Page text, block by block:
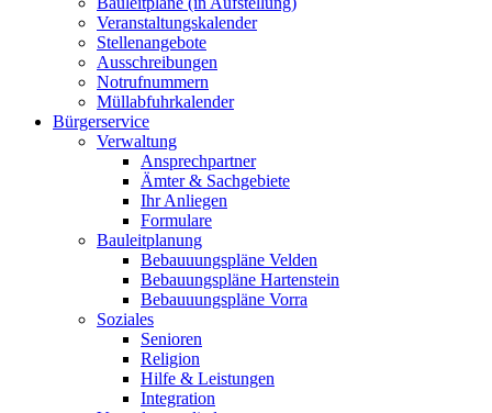
Veranstaltungskalender
Stellenangebote
Ausschreibungen
Notrufnummern
Müllabfuhrkalender
Bürgerservice
Verwaltung
Ansprechpartner
Ämter & Sachgebiete
Ihr Anliegen
Formulare
Bauleitplanung
Bebauuungspläne Velden
Bebauungspläne Hartenstein
Bebauuungspläne Vorra
Soziales
Senioren
Religion
Hilfe & Leistungen
Integration